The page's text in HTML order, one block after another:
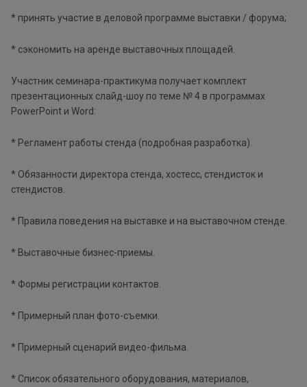
* принять участие в деловой программе выставки / форума;
* сэкономить на аренде выставочных площадей.
Участник семинара-практикума получает комплект
презентационных слайд-шоу по теме № 4 в программах
PowerPoint и Word:
* Регламент работы стенда (подробная разработка).
* Обязанности директора стенда, хостесс, стендисток и
стендистов.
* Правила поведения на выставке и на выставочном стенде.
* Выставочные бизнес-приемы.
* Формы регистрации контактов.
* Примерный план фото-съемки.
* Примерный сценарий видео-фильма.
* Список обязательного оборудования, материалов,